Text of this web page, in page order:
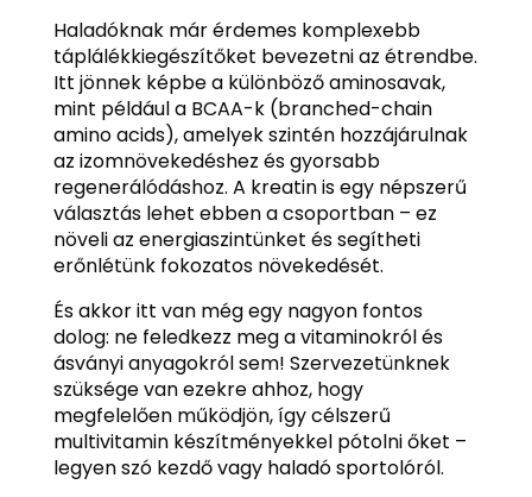
Haladóknak már érdemes komplexebb
táplálékkiegészítőket bevezetni az étrendbe.
Itt jönnek képbe a különböző aminosavak,
mint például a BCAA-k (branched-chain
amino acids), amelyek szintén hozzájárulnak
az izomnövekedéshez és gyorsabb
regenerálódáshoz. A kreatin is egy népszerű
választás lehet ebben a csoportban – ez
növeli az energiaszintünket és segítheti
erőnlétünk fokozatos növekedését.
És akkor itt van még egy nagyon fontos
dolog: ne feledkezz meg a vitaminokról és
ásványi anyagokról sem! Szervezetünknek
szüksége van ezekre ahhoz, hogy
megfelelően működjön, így célszerű
multivitamin készítményekkel pótolni őket –
legyen szó kezdő vagy haladó sportolóról.